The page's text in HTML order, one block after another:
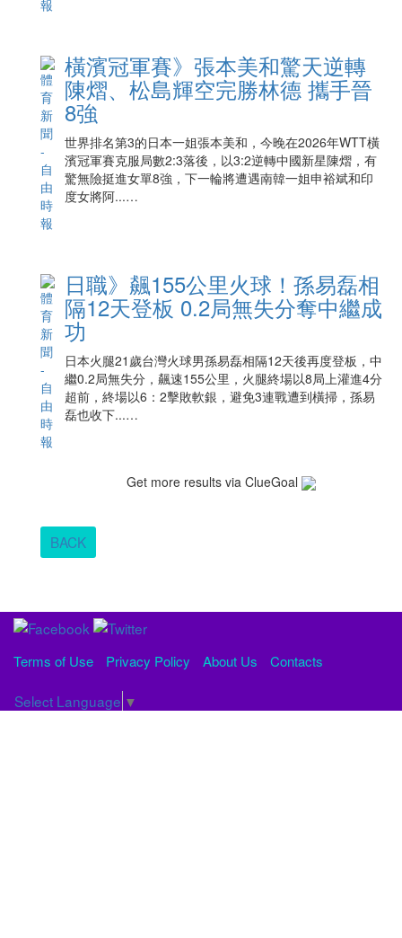
橫濱冠軍賽》張本美和驚天逆轉
陳熠、松島輝空完勝林德 攜手晉
8強
世界排名第3的日本一姐張本美和，今晚在2026年WTT橫
濱冠軍賽克服局數2:3落後，以3:2逆轉中國新星陳熠，有
驚無險挺進女單8強，下一輪將遭遇南韓一姐申裕斌和印
度女將阿...…
日職》飆155公里火球！孫易磊相
隔12天登板 0.2局無失分奪中繼成
功
日本火腿21歲台灣火球男孫易磊相隔12天後再度登板，中
繼0.2局無失分，飆速155公里，火腿終場以8局上灌進4分
超前，終場以6：2擊敗軟銀，避免3連戰遭到橫掃，孫易
磊也收下...…
Get more results via ClueGoal
BACK
Terms of Use Privacy Policy About Us Contacts
Select Language ▼